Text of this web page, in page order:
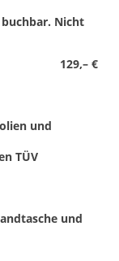
Nicht
129,– €
und
TÜV
und